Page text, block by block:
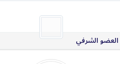
العضو الشرفي